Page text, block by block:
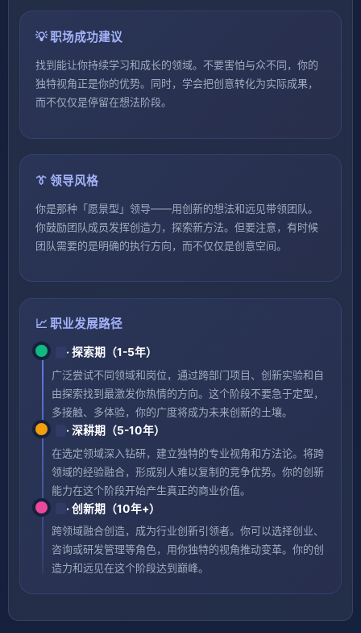
💡 职场成功建议
找到能让你持续学习和成长的领域。不要害怕与众不同，你的
独特视角正是你的优势。同时，学会把创意转化为实际成果，
而不仅仅是停留在想法阶段。
👔 领导风格
你是那种「愿景型」领导——用创新的想法和远见带领团队。
你鼓励团队成员发挥创造力，探索新方法。但要注意，有时候
团队需要的是明确的执行方向，而不仅仅是创意空间。
📈 职业发展路径
· 探索期（1-5年）
广泛尝试不同领域和岗位，通过跨部门项目、创新实验和自
由探索找到最激发你热情的方向。这个阶段不要急于定型，
多接触、多体验，你的广度将成为未来创新的土壤。
· 深耕期（5-10年）
在选定领域深入钻研，建立独特的专业视角和方法论。将跨
领域的经验融合，形成别人难以复制的竞争优势。你的创新
能力在这个阶段开始产生真正的商业价值。
· 创新期（10年+）
跨领域融合创造，成为行业创新引领者。你可以选择创业、
咨询或研发管理等角色，用你独特的视角推动变革。你的创
造力和远见在这个阶段达到巅峰。